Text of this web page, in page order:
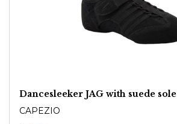
Dancesleeker JAG with suede sole
CAPEZIO